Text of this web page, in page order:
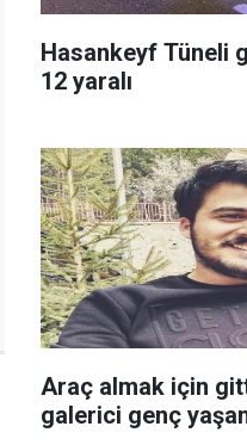
Hasankeyf Tüneli
12 yaralı
Araç almak için
galerici genç